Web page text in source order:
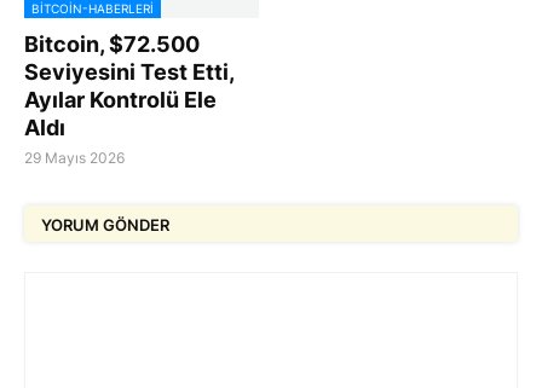
BITCOIN-HABERLERI
Bitcoin, $72.500
Seviyesini Test Etti,
Ayılar Kontrolü Ele
Aldı
29 Mayıs 2026
YORUM GÖNDER